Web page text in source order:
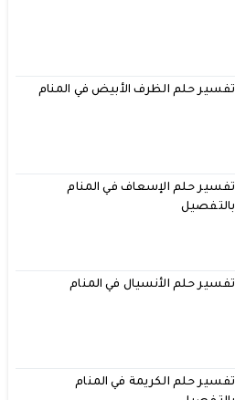
تفسير حلم الظرف الأبيض في المنام
تفسير حلم الإسعاف في المنام
بالتفصيل
تفسير حلم الأنسيال في المنام
تفسير حلم الكريمة في المنام